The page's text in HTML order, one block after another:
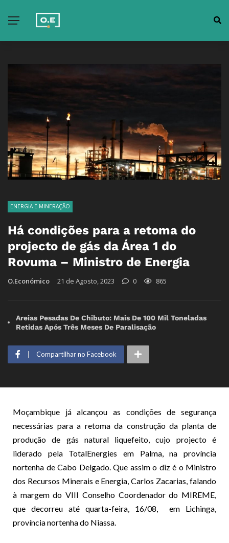
ENERGIA E MINERAÇÃO
Há condições para a retoma do
projecto de gás da Área 1 do
Rovuma – Ministro de Energia
O.Económico 21 de Agosto, 2023 0 865
Areias Pesadas De Chibuto: Mais De 100 Mil Toneladas
Retidas Após Três Meses De Paralisação
Compartilhar no Facebook
Moçambique já alcançou as condições de segurança
necessárias para a retoma da construção da planta de
produção de gás natural liquefeito, cujo projecto é
liderado pela TotalEnergies em Palma, na província
nortenha de Cabo Delgado. Que assim o diz é o Ministro
dos Recursos Minerais e Energia, Carlos Zacarias, falando
à margem do VIII Conselho Coordenador do MIREME,
que decorreu até quarta-feira, 16/08, em Lichinga,
província nortenha do Niassa.